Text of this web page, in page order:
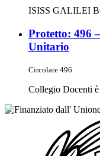
ISISS GALILEI
Protetto: 496
Unitario
Circolare 496
Collegio Docenti